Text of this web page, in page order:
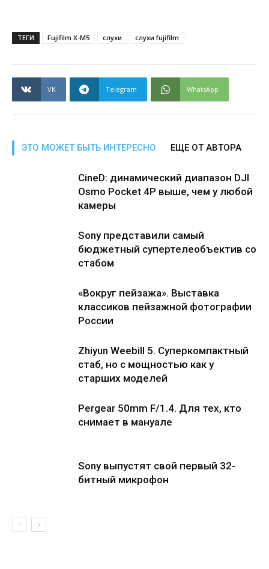
ТЕГИ Fujifilm X-M5 слухи слухи fujifilm
VK Telegram WhatsApp
ЭТО МОЖЕТ БЫТЬ ИНТЕРЕСНО ЕЩЕ ОТ АВТОРА
CineD: динамический диапазон DJI
Osmo Pocket 4P выше, чем у любой
камеры
Sony представили самый
бюджетный супертелеобъектив со
стабом
«Вокруг пейзажа». Выставка
классиков пейзажной фотографии
России
Zhiyun Weebill 5. Cуперкомпактный
стаб, но с мощностью как у
старших моделей
Pergear 50mm F/1.4. Для тех, кто
снимает в мануале
Sony выпустят свой первый 32-
битный микрофон